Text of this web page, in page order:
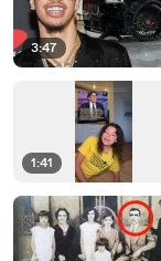
3:47
1:41